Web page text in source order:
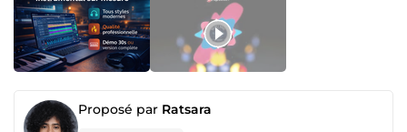
Proposé par Ratsara